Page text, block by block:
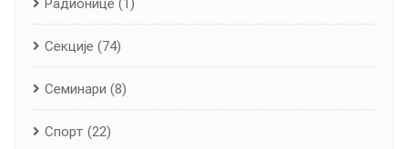
Радионице (1)
Секције (74)
Семинари (8)
Спорт (22)